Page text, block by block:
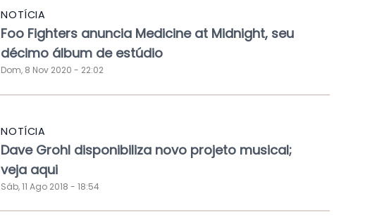
NOTÍCIA
Foo Fighters anuncia Medicine at Midnight, seu
décimo álbum de estúdio
Dom, 8 Nov 2020 - 22:02
NOTÍCIA
Dave Grohl disponibiliza novo projeto musical;
veja aqui
Sáb, 11 Ago 2018 - 18:54